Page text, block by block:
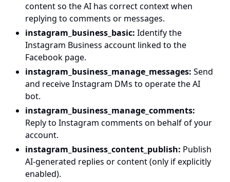
content so the AI has correct context when
replying to comments or messages.
instagram_business_basic: Identify the
Instagram Business account linked to the
Facebook page.
instagram_business_manage_messages: Send
and receive Instagram DMs to operate the AI
bot.
instagram_business_manage_comments:
Reply to Instagram comments on behalf of your
account.
instagram_business_content_publish: Publish
AI-generated replies or content (only if explicitly
enabled).